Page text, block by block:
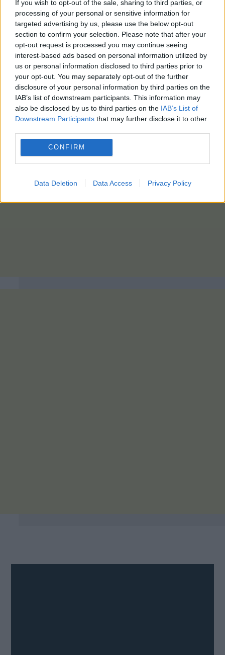
If you wish to opt-out of the sale, sharing to third parties, or
processing of your personal or sensitive information for
targeted advertising by us, please use the below opt-out
section to confirm your selection. Please note that after your
opt-out request is processed you may continue seeing
interest-based ads based on personal information utilized by
us or personal information disclosed to third parties prior to
your opt-out. You may separately opt-out of the further
disclosure of your personal information by third parties on the
IAB’s list of downstream participants. This information may
also be disclosed by us to third parties on the IAB’s List of
Downstream Participants that may further disclose it to other
CONFIRM
Data Deletion Data Access Privacy Policy